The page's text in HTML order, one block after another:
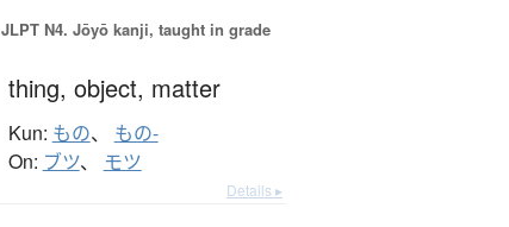
JLPT N4. Jōyō kanji, taught in grade
thing, object, matter
Kun: もの、 もの-
On: ブツ、 モツ
Details ▸